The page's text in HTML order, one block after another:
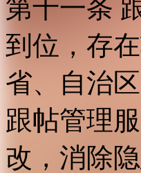
第十一条
到位，存
省、自治
跟帖管理
改，消除隐